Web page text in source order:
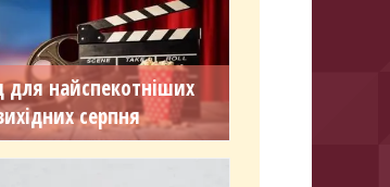
для найспекотніших
серпня